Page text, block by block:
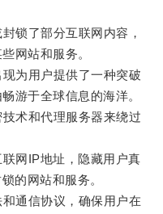
了部分互联网内容，
网站和服务。
为用户提供了一种突破
游于全球信息的海洋。
术和代理服务器来绕过
网IP地址，隐藏用户真
的网站和服务。
通信协议，确保用户在